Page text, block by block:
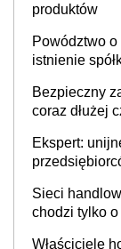
produktów
Powództwo
istnienie
Bezpieczny
coraz dłużej
Ekspert:
Sieci
chodzi tylko
Właściciele